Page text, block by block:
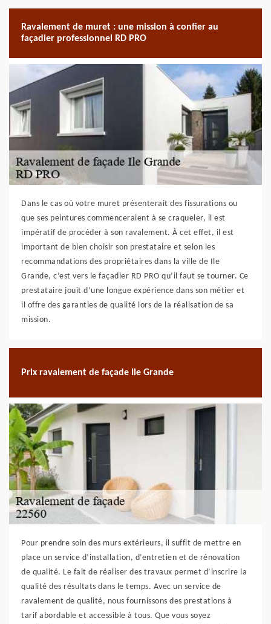
Ravalement de muret : une mission à confier au
façadier professionnel RD PRO
Dans le cas où votre muret présenterait des fissurations ou
que ses peintures commenceraient à se craqueler, il est
impératif de procéder à son ravalement. À cet effet, il est
important de bien choisir son prestataire et selon les
recommandations des propriétaires dans la ville de Ile
Grande, c’est vers le façadier RD PRO qu’il faut se tourner. Ce
prestataire jouit d’une longue expérience dans son métier et
il offre des garanties de qualité lors de la réalisation de sa
mission.
Prix ravalement de façade Ile Grande
Pour prendre soin des murs extérieurs, il suffit de mettre en
place un service d’installation, d’entretien et de rénovation
de qualité. Le fait de réaliser des travaux permet d’inscrire la
qualité des résultats dans le temps. Avec un service de
ravalement de qualité, nous fournissons des prestations à
tarif abordable et accessible à tous. Que vous soyez